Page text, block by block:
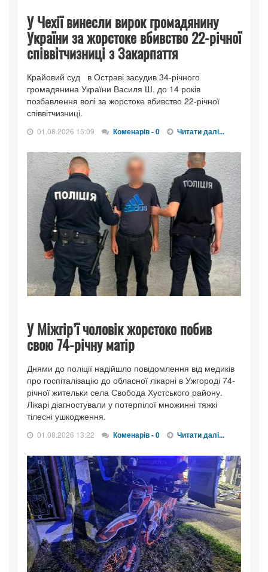
У Чехії винесли вирок громадянину
України за жорстоке вбивство 22-річної
співвітчизниці з Закарпаття
Крайовий суд в Остраві засудив 34-річного
громадянина України Василя Ш. до 14 років
позбавлення волі за жорстоке вбивство 22-річної
співвітчизниці.
01.08.2026 15:09 Коменарів - 0 Читати далі...
У Міжгір’ї чоловік жорстоко побив
свою 74-річну матір
Днями до поліції надійшло повідомлення від медиків
про госпіталізацію до обласної лікарні в Ужгороді 74-
річної жительки села Свобода Хустського району.
Лікарі діагностували у потерпілої множинні тяжкі
тілесні ушкодження.
01.08.2026 13:22 Коменарів - 0 Читати далі...